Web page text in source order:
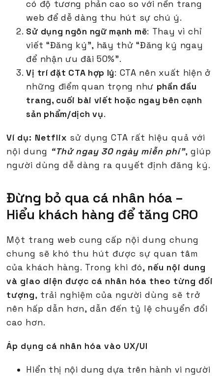
có độ tương phản cao so với nền trang
web để dễ dàng thu hút sự chú ý.
Sử dụng ngôn ngữ mạnh mẽ: Thay vì chỉ
viết “Đăng ký”, hãy thử “Đăng ký ngay
để nhận ưu đãi 50%”.
Vị trí đặt CTA hợp lý: CTA nên xuất hiện ở
những điểm quan trọng như phần đầu
trang, cuối bài viết hoặc ngay bên cạnh
sản phẩm/dịch vụ.
Ví dụ: Netflix sử dụng CTA rất hiệu quả với
nội dung “Thử ngay 30 ngày miễn phí”, giúp
người dùng dễ dàng ra quyết định đăng ký.
Đừng bỏ qua cá nhân hóa –
Hiểu khách hàng để tăng CRO
Một trang web cung cấp nội dung chung
chung sẽ khó thu hút được sự quan tâm
của khách hàng. Trong khi đó, nếu nội dung
và giao diện được cá nhân hóa theo từng đối
tượng, trải nghiệm của người dùng sẽ trở
nên hấp dẫn hơn, dẫn đến tỷ lệ chuyển đổi
cao hơn.
Áp dụng cá nhân hóa vào UX/UI
Hiển thị nội dung dựa trên hành vi người